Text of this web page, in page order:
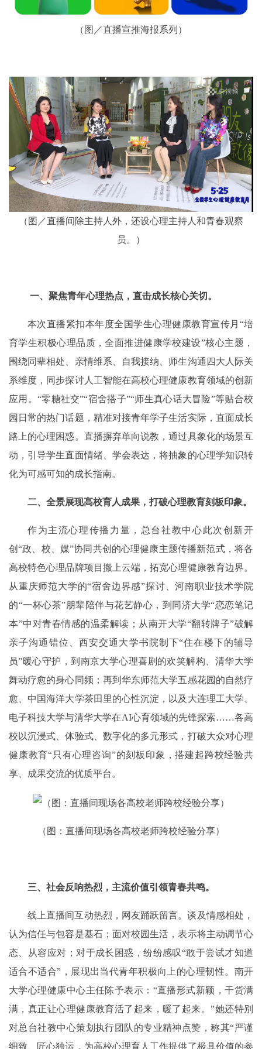
（图／直播宣推海报系列）
（图／直播间除主持人外，还设心理主持人和青春观察
员。）
一、聚焦青年心理热点，直击成长核心关切。
本次直播紧扣本年度全国学生心理健康教育宣传月“培
育学生积极心理品质，全面推进健康学校建设”核心主题，
围绕同辈相处、亲情维系、自我接纳、师生沟通四大人际关
系维度，同步探讨人工智能在高校心理健康教育领域的创新
应用。“零糖社交”“宿舍搭子”“师生真心话大冒险”等贴合校
园日常的热门话题，精准对接青年学子生活实际，直面成长
路上的心理困惑。直播摒弃单向说教，通过具象化的场景互
动，引导学生直面情绪、学会表达，将抽象的心理学知识转
化为可感可知的成长指南。
二、全景展现高校育人成果，打破心理教育刻板印象。
作为主流心理传播力量，总台社教中心此次创新开
创“政、校、媒”协同共创的心理健康主题传播新范式，将各
高校特色心理品牌项目搬上云端，拓宽心理健康教育边界。
从重庆师范大学的“宿舍边界感”探讨、河南职业技术学院
的“一杯心茶”朋辈陪伴与花艺静心，到同济大学“恋恋笔记
本”中对青春情感的温柔解读；从南开大学“翻转牌子”破解
亲子沟通错位、西安交通大学书院制下“住在楼下的辅导
员”暖心守护，到南京大学心理喜剧的欢笑解构、清华大学
舞动疗愈的身心同频；再到华东师范大学五感花园的自然疗
愈、中国海洋大学茶田里的心性沉淀，以及大连理工大学、
电子科技大学与清华大学在AI心育领域的先锋探索……各高
校以沉浸式、体验式、数字化的多元形式，打破大众对心理
健康教育“只有心理咨询”的刻板印象，搭建起跨校经验共
享、成果交流的优质平台。
（图：直播间现场各高校老师跨校经验分享）
三、社会反响热烈，主流价值引领青春共鸣。
线上直播间互动热烈，网友踊跃留言。谈及情感相处，
认为信任与包容是基石；面对校园生活，表示将主动调节心
态、从容应对；对于成长困惑，纷纷感叹“敢于尝试才知道
适合不适合”，展现出当代青年积极向上的心理韧性。南开
大学心理健康中心主任陈予表示：“直播形式新颖，干货满
满，真正让心理健康教育活了起来，暖了起来。”她还特别
对总台社教中心策划执行团队的专业精神点赞，称其“严谨
细致、匠心独运，为高校心理育人工作提供了极具价值的参